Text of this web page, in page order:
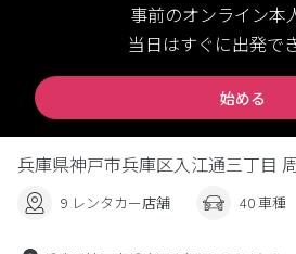
事前のオンライン本
当日はすぐに出発で
始める
兵庫県神戸市兵庫区入江通三丁目
9 レンタカー店舗 40 車種